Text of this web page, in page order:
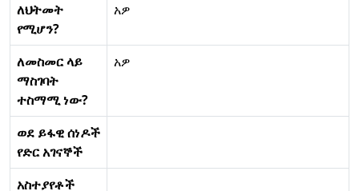
ለህትመት
የሚሆን?
አዎ
ለመስመር ላይ
ማስገባት
ተስማሚ ነው?
አዎ
ወደ ይፋዊ ሰነዶች
የድር አገናኞች
አስተያየቶች